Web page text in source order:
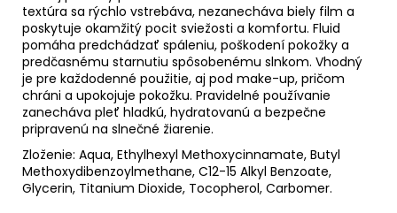
textúra sa rýchlo vstrebáva, nezanecháva biely film a
poskytuje okamžitý pocit sviežosti a komfortu. Fluid
pomáha predchádzať spáleniu, poškodení pokožky a
predčasnému starnutiu spôsobenému slnkom. Vhodný
je pre každodenné použitie, aj pod make-up, pričom
chráni a upokojuje pokožku. Pravidelné používanie
zanecháva pleť hladkú, hydratovanú a bezpečne
pripravenú na slnečné žiarenie.
Zloženie: Aqua, Ethylhexyl Methoxycinnamate, Butyl
Methoxydibenzoylmethane, C12-15 Alkyl Benzoate,
Glycerin, Titanium Dioxide, Tocopherol, Carbomer.